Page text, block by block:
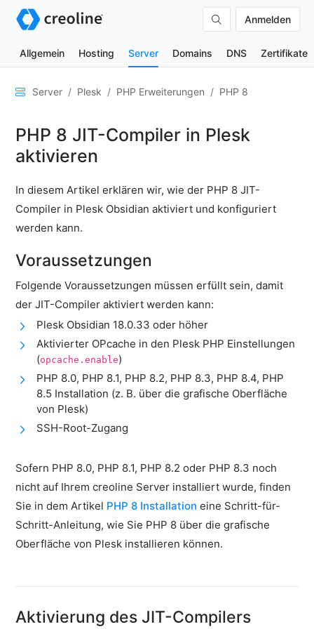
Anmelden
Allgemein Hosting Server Domains DNS Zertifikate
Allgemein
&
DNS
Hardware
SSH
FTP
E-
Mails
Cloud-
Backups
&
Snapshots
Shopware
Server
Cluster
Allgemein
SSH
PHP
PHP
Server Plesk PHP Erweiterungen PHP 8
PHP 8 JIT-Compiler in Plesk
aktivieren
In diesem Artikel erklären wir, wie der PHP 8 JIT-
Compiler in Plesk Obsidian aktiviert und konfiguriert
werden kann.
Voraussetzungen
Folgende Voraussetzungen müssen erfüllt sein, damit
der JIT-Compiler aktiviert werden kann:
Plesk Obsidian 18.0.33 oder höher
Aktivierter OPcache in den Plesk PHP Einstellungen
(opcache.enable)
PHP 8.0, PHP 8.1, PHP 8.2, PHP 8.3, PHP 8.4, PHP
8.5 Installation (z. B. über die grafische Oberfläche
von Plesk)
SSH-Root-Zugang
Sofern PHP 8.0, PHP 8.1, PHP 8.2 oder PHP 8.3 noch
nicht auf Ihrem creoline Server installiert wurde, finden
Sie in dem Artikel PHP 8 Installation eine Schritt-für-
Schritt-Anleitung, wie Sie PHP 8 über die grafische
Oberfläche von Plesk installieren können.
Aktivierung des JIT-Compilers